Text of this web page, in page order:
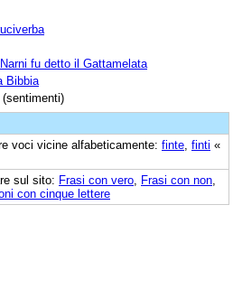
fu detto il Gattamelata
Bibbia
(sentimenti)
voci vicine alfabeticamente: finte finti «
sul sito: Frasi con vero Frasi con non
con cinque lettere